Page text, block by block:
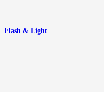
Flash & Light